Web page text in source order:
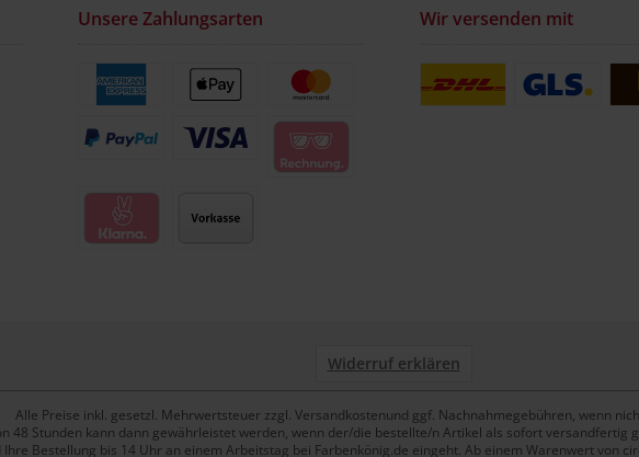
Unsere Zahlungsarten Wir versenden mit
Widerruf erklären
Alle Preise inkl. gesetzl. Mehrwertsteuer zzgl. Versandkostenund ggf. Nachnahmegebühren, wenn
48 Stunden kann dann gewährleistet werden, wenn der/die bestellte/n Artikel als sofort versandfertig
Bestellung bis 14 Uhr an einem Arbeitstag bei Farbenkönig.de eingeht. Ab einem Warenwert von